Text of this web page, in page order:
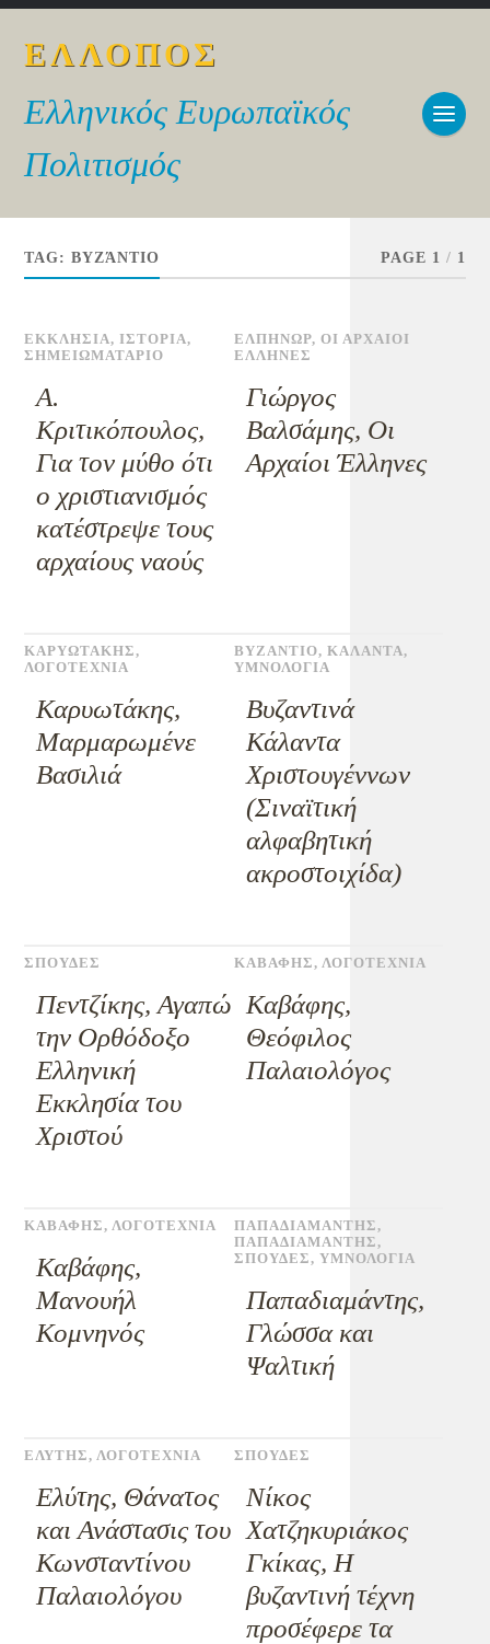
ΕΛΛΟΠΟΣ
Ελληνικός Ευρωπαϊκός
Πολιτισμός
TAG:ΒΥΖΆΝΤΙΟ PAGE 1 / 1
ΕΚΚΛΗΣΙΑ, ΙΣΤΟΡΙΑ,
ΣΗΜΕΙΩΜΑΤΑΡΙΟ
Α.
Κριτικόπουλος,
Για τον μύθο ότι
ο χριστιανισμός
κατέστρεψε τους
αρχαίους ναούς
ΕΛΠΗΝΩΡ, ΟΙ ΑΡΧΑΙΟΙ
ΕΛΛΗΝΕΣ
Γιώργος
Βαλσάμης, Οι
Αρχαίοι Έλληνες
ΚΑΡΥΩΤΑΚΗΣ,
ΛΟΓΟΤΕΧΝΙΑ
Καρυωτάκης,
Μαρμαρωμένε
Βασιλιά
ΒΥΖΑΝΤΙΟ, ΚΑΛΑΝΤΑ,
ΥΜΝΟΛΟΓΙΑ
Βυζαντινά
Κάλαντα
Χριστουγέννων
(Σιναϊτική
αλφαβητική
ακροστοιχίδα)
ΣΠΟΥΔΕΣ
Πεντζίκης, Αγαπώ
την Ορθόδοξο
Ελληνική
Εκκλησία του
Χριστού
ΚΑΒΑΦΗΣ, ΛΟΓΟΤΕΧΝΙΑ
Καβάφης,
Θεόφιλος
Παλαιολόγος
ΚΑΒΑΦΗΣ,ΛΟΓΟΤΕΧΝΙΑ
Καβάφης,
Μανουήλ
Κομνηνός
ΠΑΠΑΔΙΑΜΑΝΤΗΣ ,
ΠΑΠΑΔΙΑΜΑΝΤΗΣ ,
ΣΠΟΥΔΕΣ, ΥΜΝΟΛΟΓΙΑ
Παπαδιαμάντης,
Γλώσσα και
Ψαλτική
ΕΛΥΤΗΣ,ΛΟΓΟΤΕΧΝΙΑ
Ελύτης, Θάνατος
και Ανάστασις του
Κωνσταντίνου
Παλαιολόγου
ΣΠΟΥΔΕΣ
Νίκος
Χατζηκυριάκος
Γκίκας, Η
βυζαντινή τέχνη
προσέφερε τα